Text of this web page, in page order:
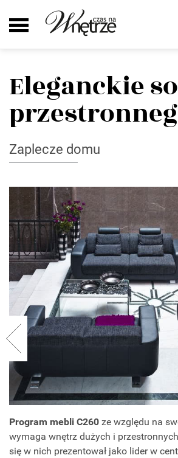
Eleganckie
Zaplecze domu
Program mebli C260 ze względu na
wymaga wnętrz dużych i
się w nich prezentował jako lider w